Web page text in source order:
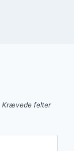
Krævede felter